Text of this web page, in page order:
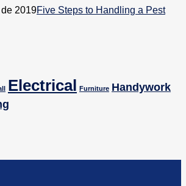
2019Five Steps to Handling a Pest
Electrical Furniture Handywork